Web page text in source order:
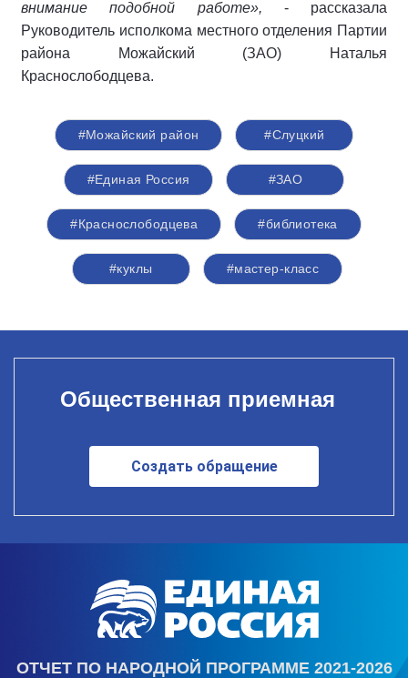
внимание подобной работе», - рассказала
Руководитель исполкома местного отделения Партии
района Можайский (ЗАО) Наталья
Краснослободцева.
#Можайский район #Cлуцкий
#Единая Россия #ЗАО
#Краснослободцева #библиотека
#куклы #мастер-класс
Общественная приемная
Создать обращение
ОТЧЕТ ПО НАРОДНОЙ ПРОГРАММЕ 2021-2026